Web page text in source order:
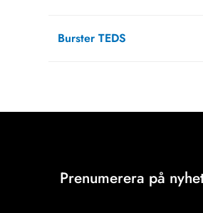
Burster TEDS
Prenumerera på